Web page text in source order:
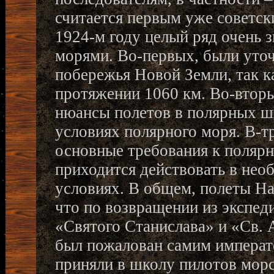
считается первым уже
1924-м году целый ряд очень
морями. Во-первых, были
побережья Новой Земли, так
протяжении 1060 км. Во-
нюансы полетов в полярных
условиях полярного моря. В-
основные требования к
приходится действовать в
условиях. В общем, полеты
что по возвращении из
«Святого Станислава» и
был пожалован самим
приняли в школу пилотов